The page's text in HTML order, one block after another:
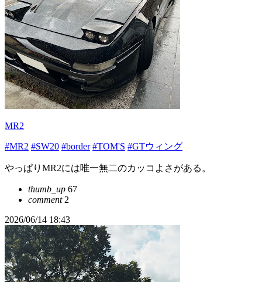
MR2
#MR2 #SW20 #border #TOM'S #GTウィング
やっぱりMR2には唯一無二のカッコよさがある。
thumb_up 67
comment2
2026/06/14 18:43